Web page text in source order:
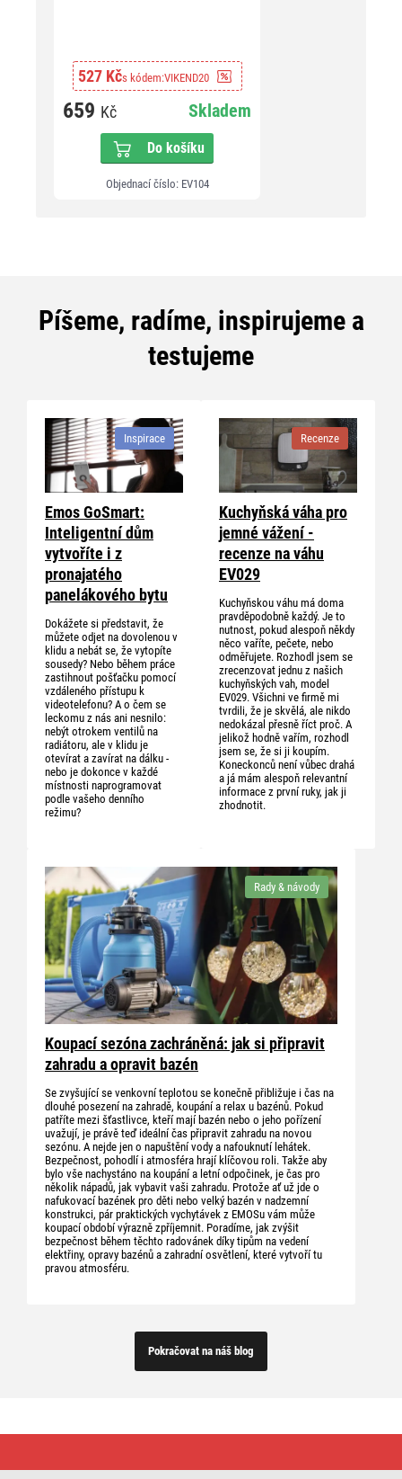
527 Kčs kódem:VIKEND20
659 Kč Skladem
Do košíku
Objednací číslo: EV104
Píšeme, radíme, inspirujeme a
testujeme
Inspirace
Emos GoSmart:
Inteligentní dům
vytvoříte i z
pronajatého
panelákového bytu
Dokážete si představit, že
můžete odjet na dovolenou v
klidu a nebát se, že vytopíte
sousedy? Nebo během práce
zastihnout pošťačku pomocí
vzdáleného přístupu k
videotelefonu? A o čem se
leckomu z nás ani nesnilo:
nebýt otrokem ventilů na
radiátoru, ale v klidu je
otevírat a zavírat na dálku -
nebo je dokonce v každé
místnosti naprogramovat
podle vašeho denního
režimu?
Recenze
Kuchyňská váha pro
jemné vážení -
recenze na váhu
EV029
Kuchyňskou váhu má doma
pravděpodobně každý. Je to
nutnost, pokud alespoň někdy
něco vaříte, pečete, nebo
odměřujete. Rozhodl jsem se
zrecenzovat jednu z našich
kuchyňských vah, model
EV029. Všichni ve firmě mi
tvrdili, že je skvělá, ale nikdo
nedokázal přesně říct proč. A
jelikož hodně vařím, rozhodl
jsem se, že si ji koupím.
Koneckonců není vůbec drahá
a já mám alespoň relevantní
informace z první ruky, jak ji
zhodnotit.
Rady & návody
Koupací sezóna zachráněná: jak si připravit
zahradu a opravit bazén
Se zvyšující se venkovní teplotou se konečně přibližuje i čas na
dlouhé posezení na zahradě, koupání a relax u bazénů. Pokud
patříte mezi šťastlivce, kteří mají bazén nebo o jeho pořízení
uvažují, je právě teď ideální čas připravit zahradu na novou
sezónu. A nejde jen o napuštění vody a nafouknutí lehátek.
Bezpečnost, pohodlí i atmosféra hrají klíčovou roli. Takže aby
bylo vše nachystáno na koupání a letní odpočinek, je čas pro
několik nápadů, jak vybavit vaši zahradu. Protože ať už jde o
nafukovací bazének pro děti nebo velký bazén v nadzemní
konstrukci, pár praktických vychytávek z EMOSu vám může
koupací období výrazně zpříjemnit. Poradíme, jak zvýšit
bezpečnost během těchto radovánek díky tipům na vedení
elektřiny, opravy bazénů a zahradní osvětlení, které vytvoří tu
pravou atmosféru.
Pokračovat na náš blog